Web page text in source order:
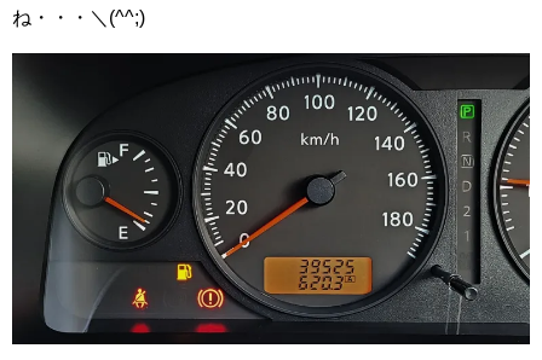
ね・・・＼(^^;)